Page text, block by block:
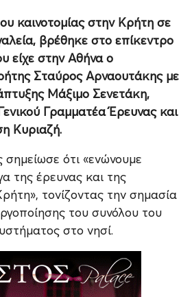
καινοτομίας στην Κρήτη σε
βρέθηκε στο επίκεντρο
είχε στην Αθήνα ο
Σταύρος Αρναουτάκης με
Μάξιμο Σενετάκη,
Γραμματέα Έρευνας και
Κυριαζή.
ότι «ενώνουμε
της έρευνας και της
τονίζοντας την σημασία
του συνόλου του
στο νησί.